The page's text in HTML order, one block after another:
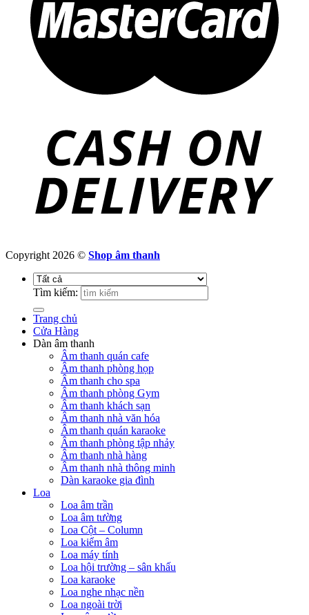
Copyright 2026 © Shop âm thanh
Tìm kiếm:
Trang chủ
Cửa Hàng
Dàn âm thanh
Âm thanh quán cafe
Âm thanh phòng họp
Âm thanh cho spa
Âm thanh phòng Gym
Âm thanh khách sạn
Âm thanh nhà văn hóa
Âm thanh quán karaoke
Âm thanh phòng tập nhảy
Âm thanh nhà hàng
Âm thanh nhà thông minh
Dàn karaoke gia đình
Loa
Loa âm trần
Loa âm tường
Loa Cột – Column
Loa kiểm âm
Loa máy tính
Loa hội trường – sân khấu
Loa karaoke
Loa nghe nhạc nền
Loa ngoài trời